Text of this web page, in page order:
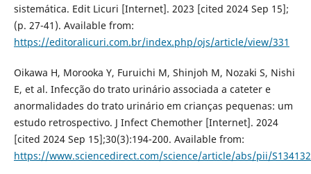
sistemática. Edit Licuri [Internet]. 2023 [cited 2024 Sep 15];
(p. 27-41). Available from:
https://editoralicuri.com.br/index.php/ojs/article/view/331
Oikawa H, Morooka Y, Furuichi M, Shinjoh M, Nozaki S, Nishi
E, et al. Infecção do trato urinário associada a cateter e
anormalidades do trato urinário em crianças pequenas: um
estudo retrospectivo. J Infect Chemother [Internet]. 2024
[cited 2024 Sep 15];30(3):194-200. Available from:
https://www.sciencedirect.com/science/article/abs/pii/